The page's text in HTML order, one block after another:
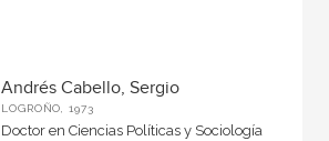
Andrés Cabello, Sergio
LOGROÑO, 1973
Doctor en Ciencias Políticas y Sociología